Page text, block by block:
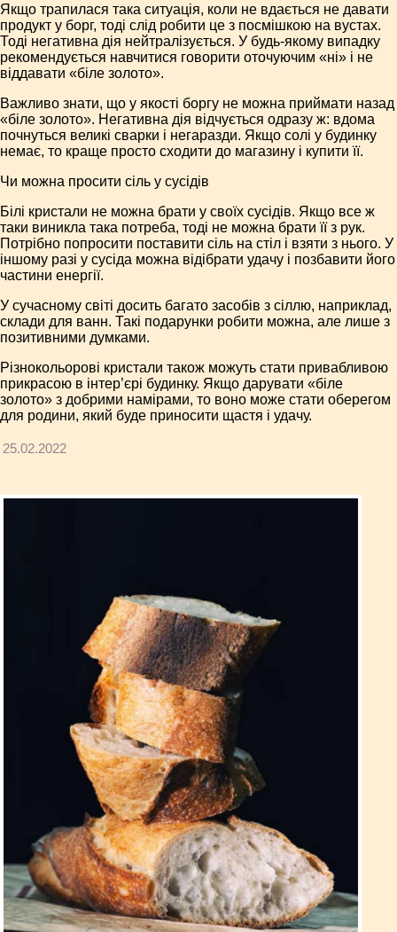
Якщо трапилася така ситуація, коли не вдається не давати
продукт у борг, тоді слід робити це з посмішкою на вустах.
Тоді негативна дія нейтралізується. У будь-якому випадку
рекомендується навчитися говорити оточуючим «ні» і не
віддавати «біле золото».
Важливо знати, що у якості боргу не можна приймати назад
«біле золото». Негативна дія відчується одразу ж: вдома
почнуться великі сварки і негаразди. Якщо солі у будинку
немає, то краще просто сходити до магазину і купити її.
Чи можна просити сіль у сусідів
Білі кристали не можна брати у своїх сусідів. Якщо все ж
таки виникла така потреба, тоді не можна брати її з рук.
Потрібно попросити поставити сіль на стіл і взяти з нього. У
іншому разі у сусіда можна відібрати удачу і позбавити його
частини енергії.
У сучасному світі досить багато засобів з сіллю, наприклад,
склади для ванн. Такі подарунки робити можна, але лише з
позитивними думками.
Різнокольорові кристали також можуть стати привабливою
прикрасою в інтер’єрі будинку. Якщо дарувати «біле
золото» з добрими намірами, то воно може стати оберегом
для родини, який буде приносити щастя і удачу.
25.02.2022